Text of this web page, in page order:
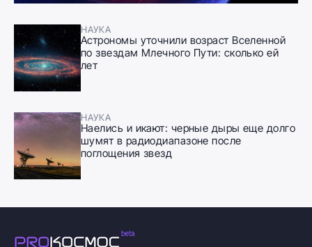
НАУКА
Астрономы уточнили возраст Вселенной
по звездам Млечного Пути: сколько ей
лет
НАУКА
Наелись и икают: черные дыры еще долго
шумят в радиодиапазоне после
поглощения звезд